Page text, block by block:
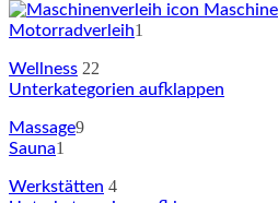
Motorradverleih1
Wellness 22
Unterkategorien aufklappen
Massage9
Sauna1
Werkstätten 4